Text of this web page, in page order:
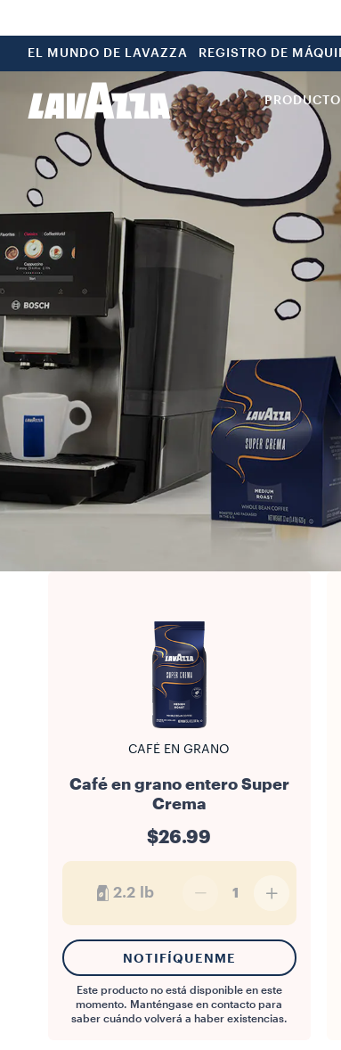
EL MUNDO DE LAVAZZA REGISTRO DE
CAFÉ EN GRANO
Café en grano entero Super
Crema
$26.99
2.2 lb 1
NOTIFÍQUENME
Este producto no está disponible en este
momento. Manténgase en contacto para
saber cuándo volverá a haber existencias.